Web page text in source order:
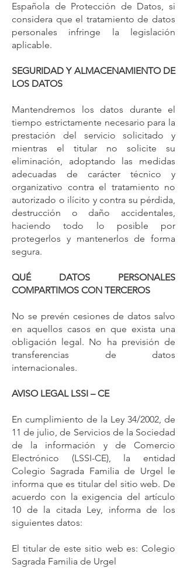
Española de Protección de Datos, si
considera que el tratamiento de datos
personales infringe la legislación
aplicable.
SEGURIDAD Y ALMACENAMIENTO DE
LOS DATOS
Mantendremos los datos durante el
tiempo estrictamente necesario para la
prestación del servicio solicitado y
mientras el titular no solicite su
eliminación, adoptando las medidas
adecuadas de carácter técnico y
organizativo contra el tratamiento no
autorizado o ilícito y contra su pérdida,
destrucción o daño accidentales,
haciendo todo lo posible por
protegerlos y mantenerlos de forma
segura.
QUÉ DATOS PERSONALES
COMPARTIMOS CON TERCEROS
No se prevén cesiones de datos salvo
en aquellos casos en que exista una
obligación legal. No ha previsión de
transferencias de datos
internacionales.
AVISO LEGAL LSSI – CE
En cumplimiento de la Ley 34/2002, de
11 de julio, de Servicios de la Sociedad
de la información y de Comercio
Electrónico (LSSI-CE), la entidad
Colegio Sagrada Familia de Urgel le
informa que es titular del sitio web. De
acuerdo con la exigencia del artículo
10 de la citada Ley, informa de los
siguientes datos:
El titular de este sitio web es: Colegio
Sagrada Familia de Urgel